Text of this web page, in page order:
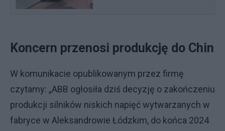
Koncern przenosi produkcję do Chin
W komunikacie opublikowanym przez firmę
czytamy: „ABB ogłosiła dziś decyzję o zakończeniu
produkcji silników niskich napięć wytwarzanych w
fabryce w Aleksandrowie Łódzkim, do końca 2024